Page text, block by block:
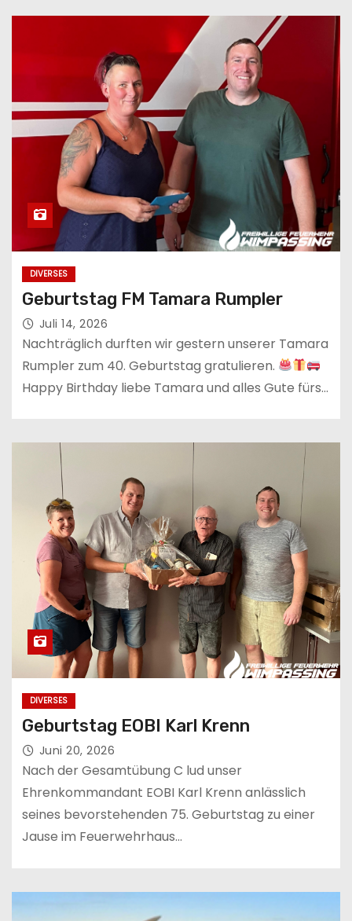
DIVERSES
Geburtstag FM Tamara Rumpler
Juli 14, 2026
Nachträglich durften wir gestern unserer Tamara
Rumpler zum 40. Geburtstag gratulieren.
Happy Birthday liebe Tamara und alles Gute fürs…
DIVERSES
Geburtstag EOBI Karl Krenn
Juni 20, 2026
Nach der Gesamtübung C lud unser
Ehrenkommandant EOBI Karl Krenn anlässlich
seines bevorstehenden 75. Geburtstag zu einer
Jause im Feuerwehrhaus…